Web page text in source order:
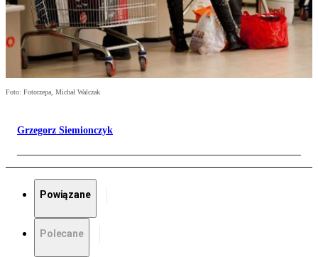
Foto: Fotorzepa, Michał Walczak
Grzegorz Siemionczyk
Powiązane
Polecane